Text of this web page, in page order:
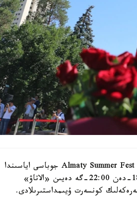
الماتى اكىمدىگىنىڭ مالىمەتىنشە، نەگىزگى ءىس-شارالاردىڭ ءبىرى - Almaty Summer Fest جوباسى اياسىندا
وتەتىن «اباي الەمى» كونسەرت-سپەكتاكلى. ول 8- تامىز ساعات 18:00-دەن 22:00-گە دەيىن «الاتاۋ»
كونسەرت ۇيىمداستىرىلادى.